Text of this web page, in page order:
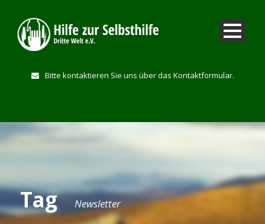
Bitte kontaktieren Sie uns über das Kontaktformular.
Tag Newsletter